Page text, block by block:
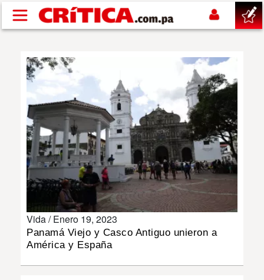
Pasar al contenido principal
SUCESOS
NACIONAL
POLÍTICA
SHOW
DEPORTES
Vida /Enero 19, 2023
Panamá Viejo y Casco Antiguo unieron a
América y España